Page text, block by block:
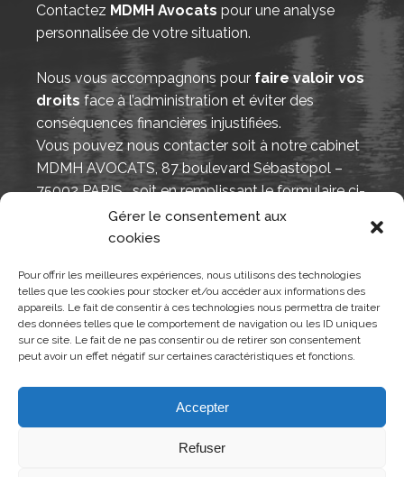
Gérer le consentement aux
cookies
Pour offrir les meilleures expériences, nous utilisons des technologies
telles que les cookies pour stocker et/ou accéder aux informations des
appareils. Le fait de consentir à ces technologies nous permettra de traiter
des données telles que le comportement de navigation ou les ID uniques
sur ce site. Le fait de ne pas consentir ou de retirer son consentement
peut avoir un effet négatif sur certaines caractéristiques et fonctions.
Accepter
Refuser
Contactez MDMH Avocats pour une analyse
personnalisée de votre situation.
Nous vous accompagnons pour faire valoir vos
droits face à l’administration et éviter des
conséquences financières injustifiées.
Vous pouvez nous contacter soit à notre cabinet
MDMH AVOCATS, 87 boulevard Sébastopol –
75002 PARIS , soit en remplissant le formulaire ci-
COMMANDER UNE CONSULTATION
JURIDIQUE